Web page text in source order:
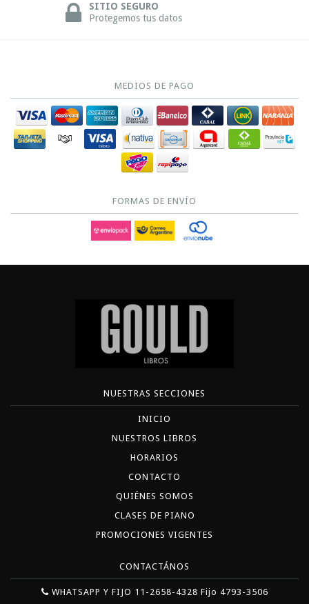
SITIO SEGURO
Protegemos tus datos
MEDIOS DE PAGO
FORMAS DE ENVÍO
NUESTRAS SECCIONES
INICIO
NUESTROS LIBROS
HORARIOS
CONTACTO
QUIÉNES SOMOS
CLASES DE PIANO
PROMOCIONES VIGENTES
CONTACTÁNOS
WHATSAPP Y FIJO 11-2658-4328 Fijo 4793-3506